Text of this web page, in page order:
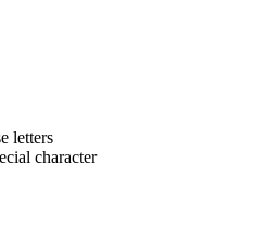
letters
character